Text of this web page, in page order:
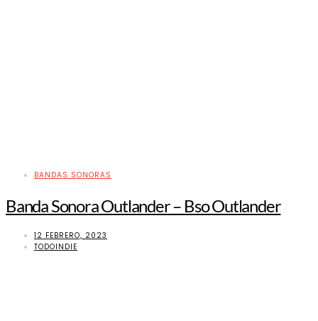
BANDAS SONORAS
Banda Sonora Outlander – Bso Outlander
12 FEBRERO, 2023
TODOINDIE